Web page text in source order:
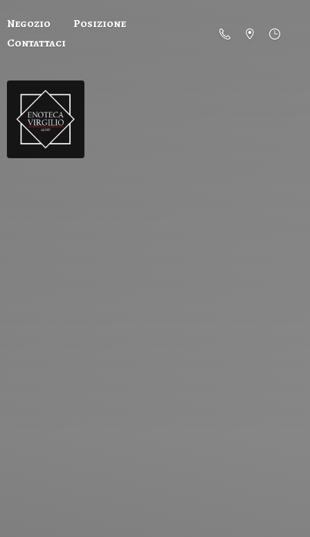
Negozio
Posizione
Contattaci